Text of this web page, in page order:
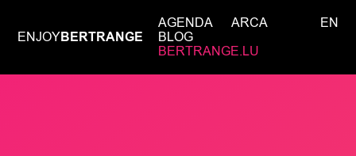
ENJOYBERTRANGE
AGENDA
ARCA
BLOG
BERTRANGE.LU
EN